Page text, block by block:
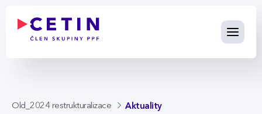
Old_2024 restrukturalizace Aktuality